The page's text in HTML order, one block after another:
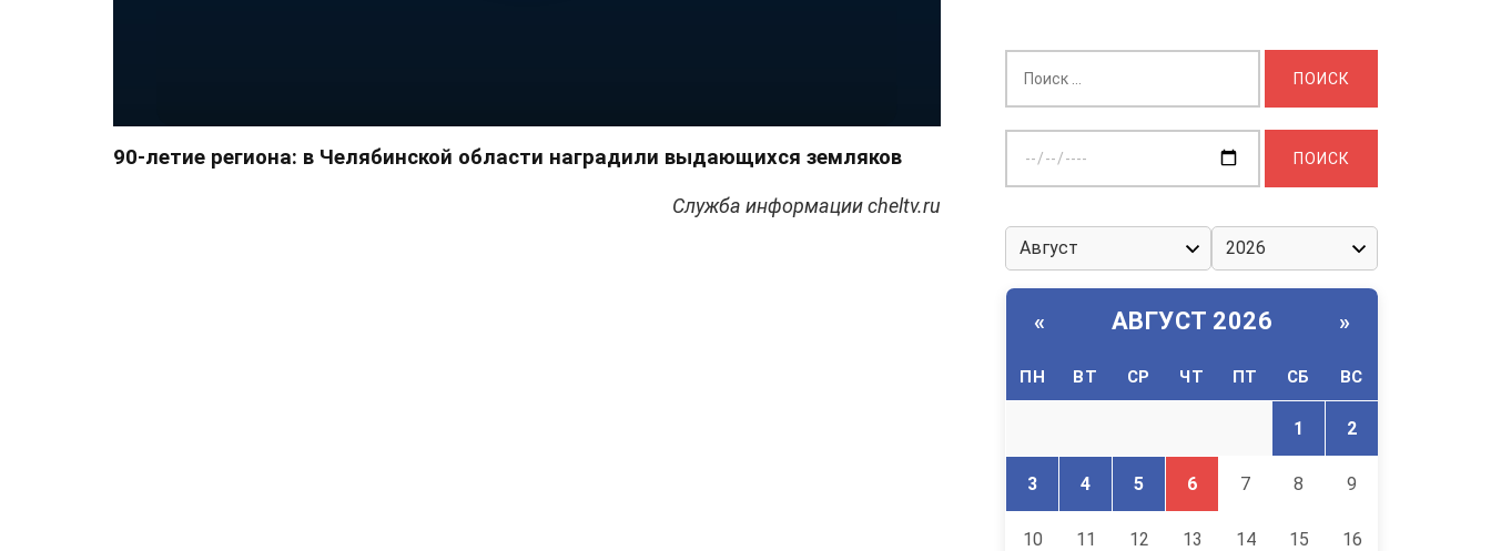
90-летие региона: в Челябинской области наградили выдающихся земляков
Служба информации cheltv.ru
дату:
« АВГУСТ 2026 »
ПН ВТ СР ЧТ ПТ СБ ВС
1 2
3 4 5 6 7 8 9
10 11 12 13 14 15 16